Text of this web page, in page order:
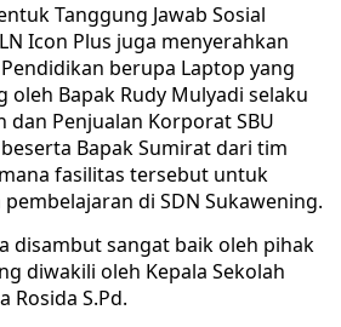
Tanggung Jawab Sosial
Icon Plus juga menyerahkan
berupa Laptop yang
oleh Bapak Rudy Mulyadi selaku
dan Penjualan Korporat SBU
Bapak Sumirat dari tim
fasilitas tersebut untuk
di SDN Sukawening.
disambut sangat baik oleh pihak
diwakili oleh Kepala Sekolah
Rosida S.Pd.